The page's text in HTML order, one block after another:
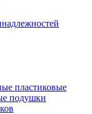
пластиковые
подушки